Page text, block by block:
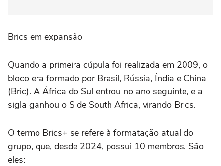
Brics em expansão
Quando a primeira cúpula foi realizada em 2009, o
bloco era formado por Brasil, Rússia, Índia e China
(Bric). A África do Sul entrou no ano seguinte, e a
sigla ganhou o S de South Africa, virando Brics.
O termo Brics+ se refere à formatação atual do
grupo, que, desde 2024, possui 10 membros. São
eles: